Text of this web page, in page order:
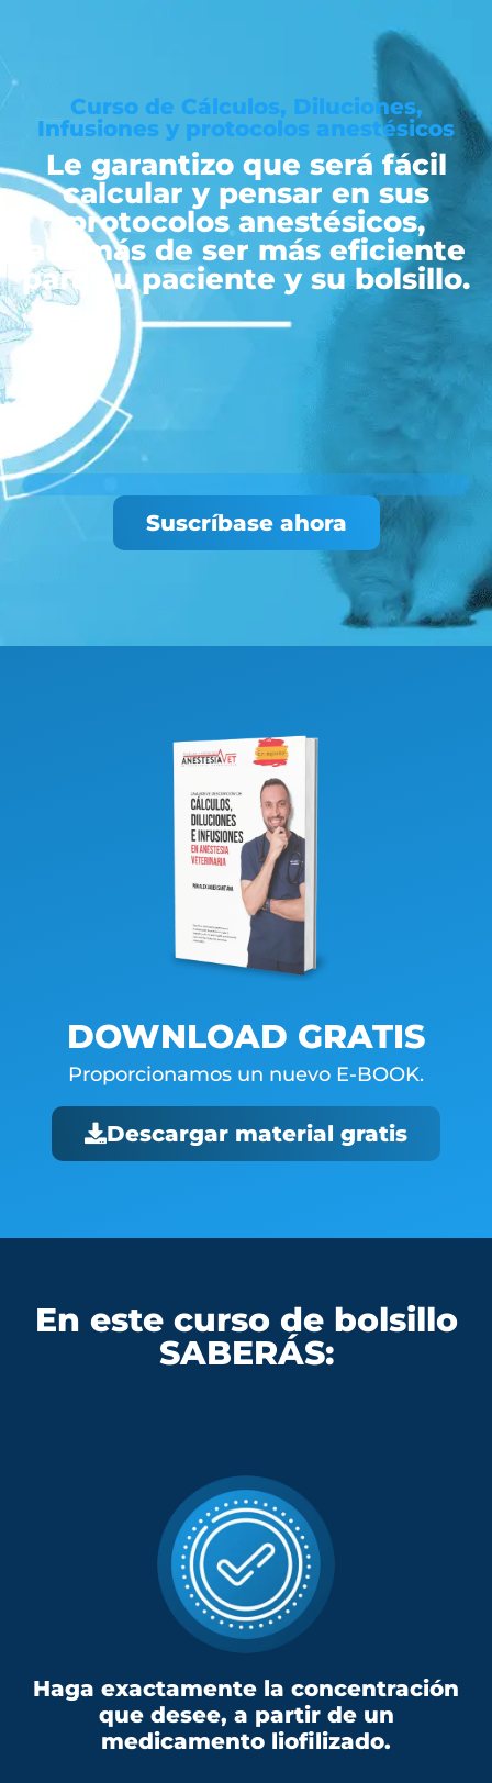
Curso de Cálculos, Diluciones,
Infusiones y protocolos anestésicos
Le garantizo que será fácil
calcular y pensar en sus
protocolos anestésicos,
además de ser más eficiente
para su paciente y su bolsillo.
Suscríbase ahora
DOWNLOAD GRATIS
Proporcionamos un nuevo E-BOOK.
Descargar material gratis
En este curso de bolsillo
SABERÁS:
Haga exactamente la concentración
que desee, a partir de un
medicamento liofilizado.